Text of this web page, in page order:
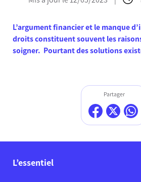
L’argument financier et le manque
droits constituent souvent les
soigner. Pourtant des solutions
Partager
L’essentiel